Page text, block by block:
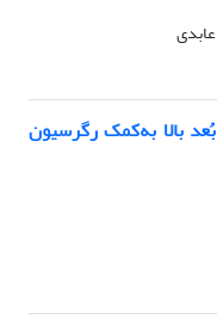
بالا به‌کمک رگرسیون